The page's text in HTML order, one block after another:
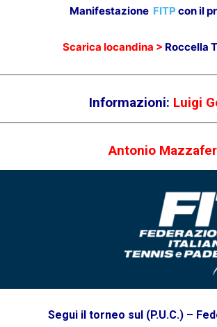
Manifestazione FITP con il
Scarica locandina > Roccella
Informazioni: Luigi
Antonio
Segui il torneo sul (P.U.C.) –